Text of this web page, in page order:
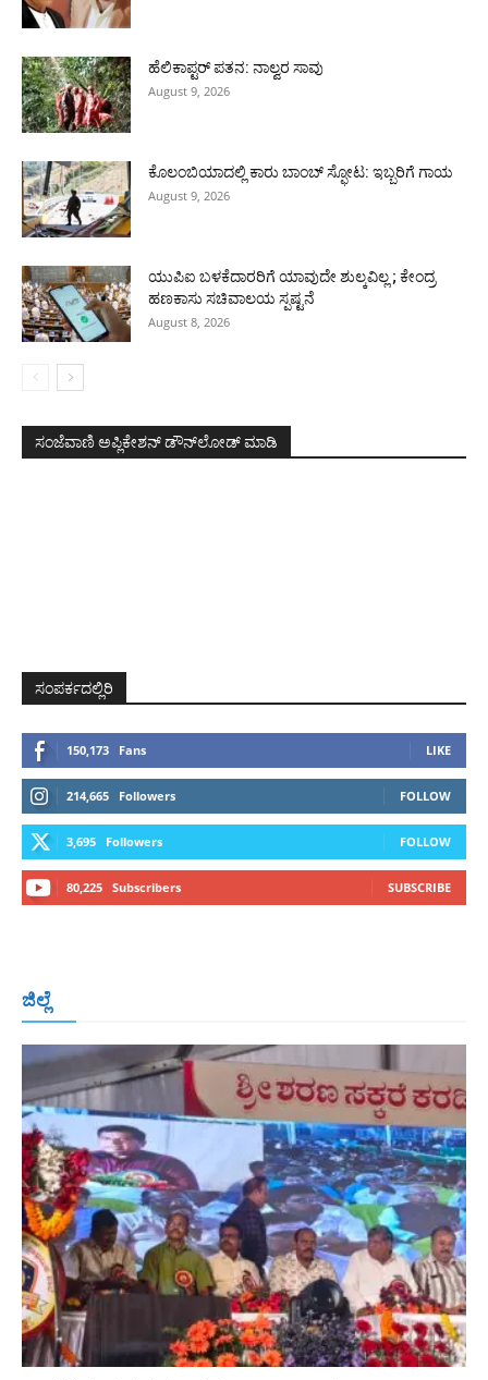
ಹೆಲಿಕಾಪ್ಟರ್ ಪತನ: ನಾಲ್ವರ ಸಾವು
August 9, 2026
ಕೊಲಂಬಿಯಾದಲ್ಲಿ ಕಾರು ಬಾಂಬ್ ಸ್ಫೋಟ: ಇಬ್ಬರಿಗೆ ಗಾಯ
August 9, 2026
ಯುಪಿಐ ಬಳಕೆದಾರರಿಗೆ ಯಾವುದೇ ಶುಲ್ಕವಿಲ್ಲ ; ಕೇಂದ್ರ
ಹಣಕಾಸು ಸಚಿವಾಲಯ ಸ್ಪಷ್ಟನೆ
August 8, 2026
ಸಂಜೆವಾಣಿ ಅಪ್ಲಿಕೇಶನ್ ಡೌನ್‌ಲೋಡ್ ಮಾಡಿ
ಸಂಪರ್ಕದಲ್ಲಿರಿ
150,173 Fans LIKE
214,665 Followers FOLLOW
3,695 Followers FOLLOW
80,225 Subscribers SUBSCRIBE
ಜಿಲ್ಲೆ